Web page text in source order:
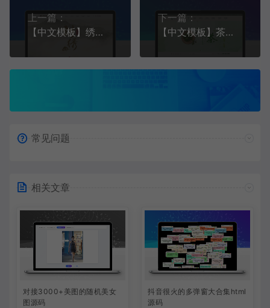
上一篇：
【中文模板】绣花刺绣网站模板 橙黄款 电脑端+移动端模板
下一篇：
【中文模板】茶叶茶艺网站模板 青绿款 电脑端+移动端模板
常见问题
相关文章
对接3000+美图的随机美女
图源码
抖音很火的多弹窗大合集html
源码